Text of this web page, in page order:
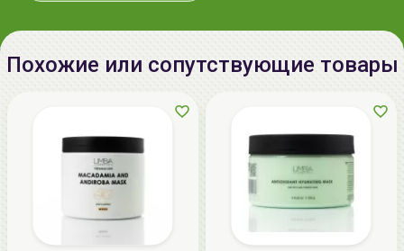
восстанавливает волосы и улучшает внешний
вид Его структура является идентичной
структуре волоса человека.
смягчающее действие на волосы и является
незаменимым компонентом в средствах для
лечения сухих повреждённых волос. Богато
витаминами А и Е, которые стимулируют рост
новых волос и защищают от губительного
воздействия свободных радикалов. Цинк,
Похожие или сопутствующие товары